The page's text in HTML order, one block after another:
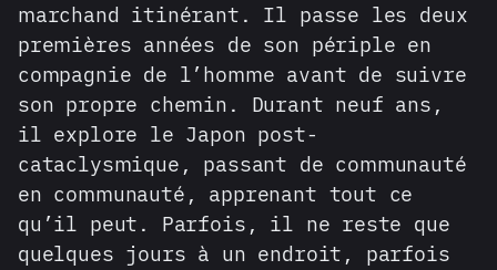
marchand itinérant. Il passe les deux
premières années de son périple en
compagnie de l’homme avant de suivre
son propre chemin. Durant neuf ans,
il explore le Japon post-
cataclysmique, passant de communauté
en communauté, apprenant tout ce
qu’il peut. Parfois, il ne reste que
quelques jours à un endroit, parfois